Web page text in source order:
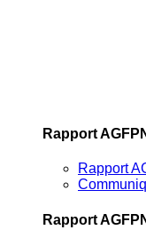
Rapport
Rapport
Rapport